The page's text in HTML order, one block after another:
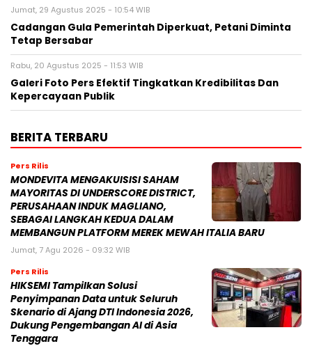
Jumat, 29 Agustus 2025 - 10:54 WIB
Cadangan Gula Pemerintah Diperkuat, Petani Diminta
Tetap Bersabar
Rabu, 20 Agustus 2025 - 11:53 WIB
Galeri Foto Pers Efektif Tingkatkan Kredibilitas Dan
Kepercayaan Publik
BERITA TERBARU
Pers Rilis
MONDEVITA MENGAKUISISI SAHAM
MAYORITAS DI UNDERSCORE DISTRICT,
PERUSAHAAN INDUK MAGLIANO,
SEBAGAI LANGKAH KEDUA DALAM
MEMBANGUN PLATFORM MEREK MEWAH ITALIA BARU
Jumat, 7 Agu 2026 - 09:32 WIB
Pers Rilis
HIKSEMI Tampilkan Solusi
Penyimpanan Data untuk Seluruh
Skenario di Ajang DTI Indonesia 2026,
Dukung Pengembangan AI di Asia
Tenggara